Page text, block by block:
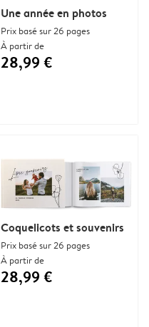
Une année en photos
Prix basé sur 26 pages
À partir de
28,99 €
Coquelicots et souvenirs
Prix basé sur 26 pages
À partir de
28,99 €